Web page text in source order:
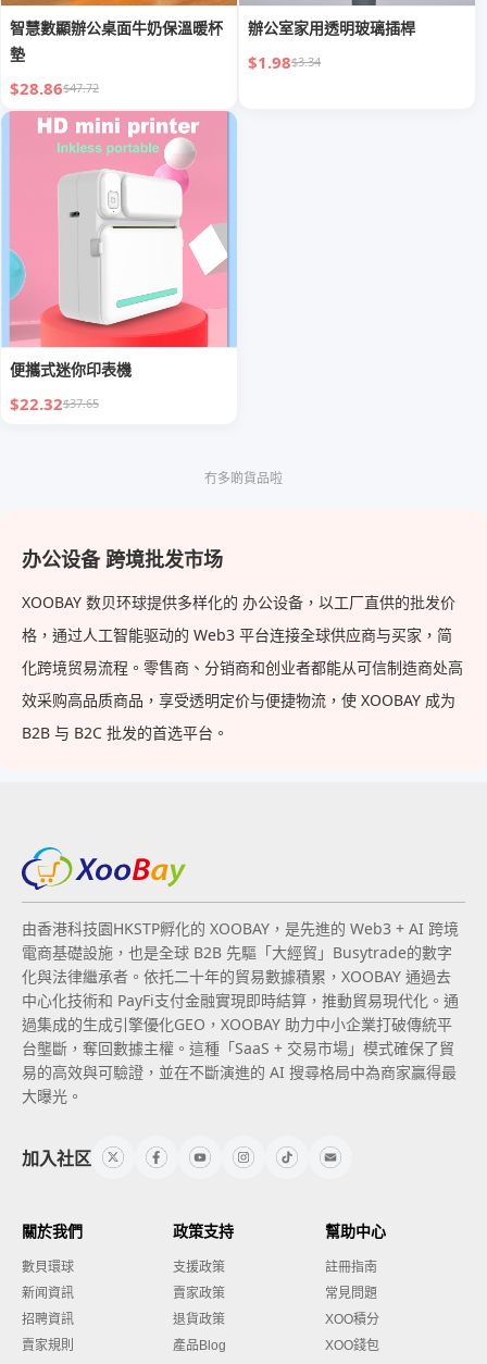
智慧數顯辦公桌面牛奶保溫暖杯
墊
$28.86$47.72
辦公室家用透明玻璃插桿
$1.98$3.34
便攜式迷你印表機
$22.32$37.65
冇多啲貨品啦
办公设备 跨境批发市场
XOOBAY 数贝环球提供多样化的 办公设备，以工厂直供的批发价
格，通过人工智能驱动的 Web3 平台连接全球供应商与买家，简
化跨境贸易流程。零售商、分销商和创业者都能从可信制造商处高
效采购高品质商品，享受透明定价与便捷物流，使 XOOBAY 成为
B2B 与 B2C 批发的首选平台。
由香港科技園HKSTP孵化的 XOOBAY，是先進的 Web3 + AI 跨境
電商基礎設施，也是全球 B2B 先驅「大經貿」Busytrade的數字
化與法律繼承者。依托二十年的貿易數據積累，XOOBAY 通過去
中心化技術和 PayFi支付金融實現即時結算，推動貿易現代化。通
過集成的生成引擎優化GEO，XOOBAY 助力中小企業打破傳統平
台壟斷，奪回數據主權。這種「SaaS + 交易市場」模式確保了貿
易的高效與可驗證，並在不斷演進的 AI 搜尋格局中為商家贏得最
大曝光。
加入社区
關於我們
數貝環球
新闻資訊
招聘資訊
賣家規則
政策支持
支援政策
賣家政策
退貨政策
產品Blog
幫助中心
註冊指南
常見問題
XOO積分
XOO錢包